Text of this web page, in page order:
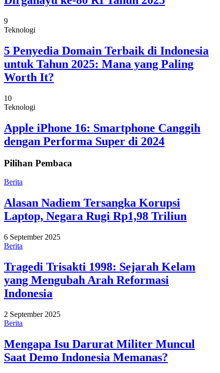
9
Teknologi
5 Penyedia Domain Terbaik di Indonesia
untuk Tahun 2025: Mana yang Paling
Worth It?
10
Teknologi
Apple iPhone 16: Smartphone Canggih
dengan Performa Super di 2024
Pilihan Pembaca
Berita
Alasan Nadiem Tersangka Korupsi
Laptop, Negara Rugi Rp1,98 Triliun
6 September 2025
Berita
Tragedi Trisakti 1998: Sejarah Kelam
yang Mengubah Arah Reformasi
Indonesia
2 September 2025
Berita
Mengapa Isu Darurat Militer Muncul
Saat Demo Indonesia Memanas?